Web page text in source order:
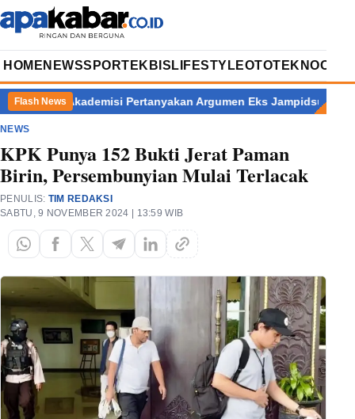
HOME NEWSSPORT EKBIS LIFESTYLEOTOTEKNOOPINI
Flash News
Akademisi Pertanyakan Argumen Eks Jampidsus Korban
NEWS
KPK Punya 152 Bukti Jerat Paman
Birin, Persembunyian Mulai Terlacak
PENULIS: TIM REDAKSI
SABTU, 9 NOVEMBER 2024 | 13:59 WIB